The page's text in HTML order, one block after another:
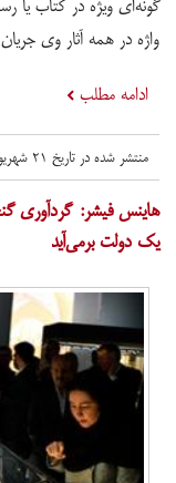
واژه در همه آثار وی جریان
ادامه مطلب
منتشر شده در تاریخ ۲۱ شهریور ۱۳۹۴ در
هاینس فیشر: گردآوری
یک دولت برمی‌آید